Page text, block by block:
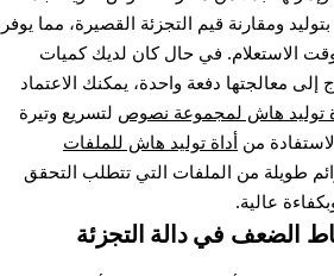
ومقارنة قيم التجزئة القصيرة، مما يوفر
الاستعلام. في حال كان لديك كميات
إلى معالجتها دفعة واحدة، يمكنك الاعتماد
توليد هاش لمجموعة نصوص لتسريع وتيرة
من أداة توليد هاش للملفات
طويلة من الملفات التي تتطلب التحقق
عالية.
الضعف في دالة التجزئة